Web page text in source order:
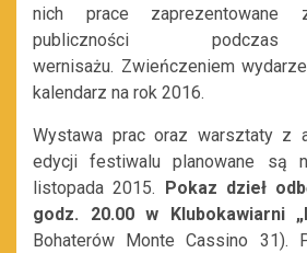
nich prace zaprezentowane
publiczności podczas
wernisażu. Zwieńczeniem
kalendarz na rok 2016.
Wystawa prac oraz warsztaty z
edycji festiwalu planowane są
listopada 2015.
Pokaz dzieł
godz. 20.00 w Klubokawiarni
Bohaterów Monte Cassino 31).